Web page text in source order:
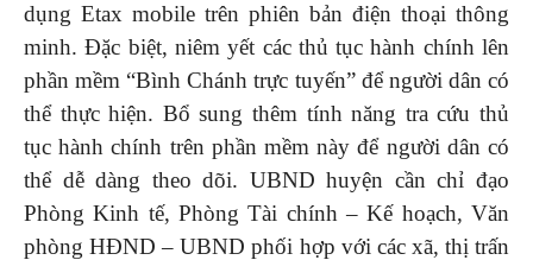
dụng Etax mobile trên phiên bản điện thoại thông
minh. Đặc biệt, niêm yết các thủ tục hành chính lên
phần mềm “Bình Chánh trực tuyến” để người dân có
thể thực hiện. Bổ sung thêm tính năng tra cứu thủ
tục hành chính trên phần mềm này để người dân có
thể dễ dàng theo dõi. UBND huyện cần chỉ đạo
Phòng Kinh tế, Phòng Tài chính – Kế hoạch, Văn
phòng HĐND – UBND phối hợp với các xã, thị trấn